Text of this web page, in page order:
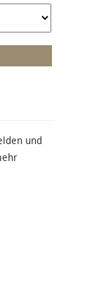
und